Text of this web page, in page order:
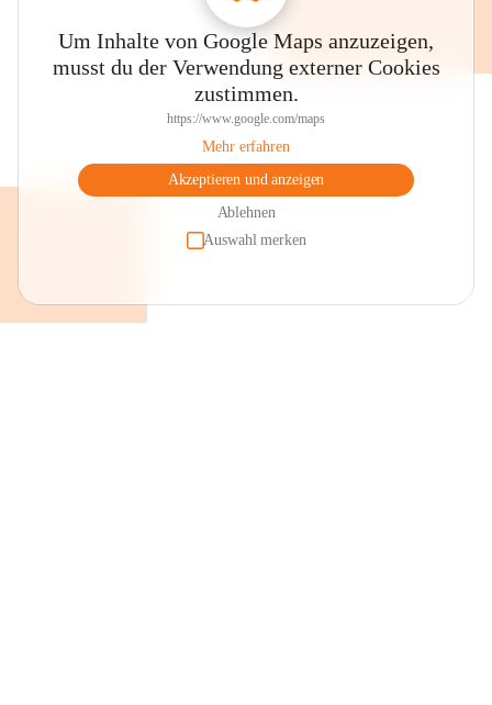
Um Inhalte von Google Maps anzuzeigen,
musst du der Verwendung externer Cookies
zustimmen.
https://www.google.com/maps
Mehr erfahren
Akzeptieren und anzeigen
Ablehnen
Auswahl merken